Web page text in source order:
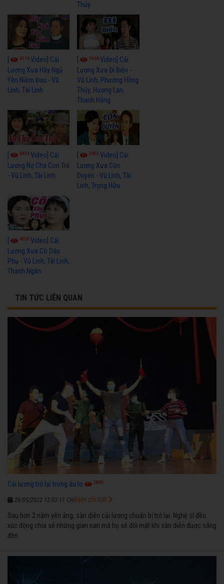
Thủy
4116Video] Cải
Lương Xưa Hãy Ngủ
Yên Niềm Đau - Vũ
Linh, Tài Linh
3966Video] Cải
Lương Xưa Đi Biển -
Vũ Linh, Phương Hồng
Thủy, Hương Lan,
Thanh Hằng
4434Video] Cải
Lương Nợ Cha Con Trả
- Vũ Linh, Tài Linh
3602Video] Cải
Lương Xưa Còn
Duyên - Vũ Linh, Tài
Linh, Trọng Hữu
4020 Video] Cải
Lương Xưa Cô Dâu
Phụ - Vũ Linh, Tài Linh,
Thanh Ngân
TIN TỨC LIÊN QUAN
Cải lương trở lại trong âu lo 2890
26/05/2022 12:03:11 CH
Sau hơn 2 năm yên ắng, sàn diễn cải lương chuẩn bị trở lại. Nghệ sĩ đều
xúc động chia sẻ những gian nan mà họ sẽ đối mặt khi sàn diễn được sáng
đèn
Xem chi tiết